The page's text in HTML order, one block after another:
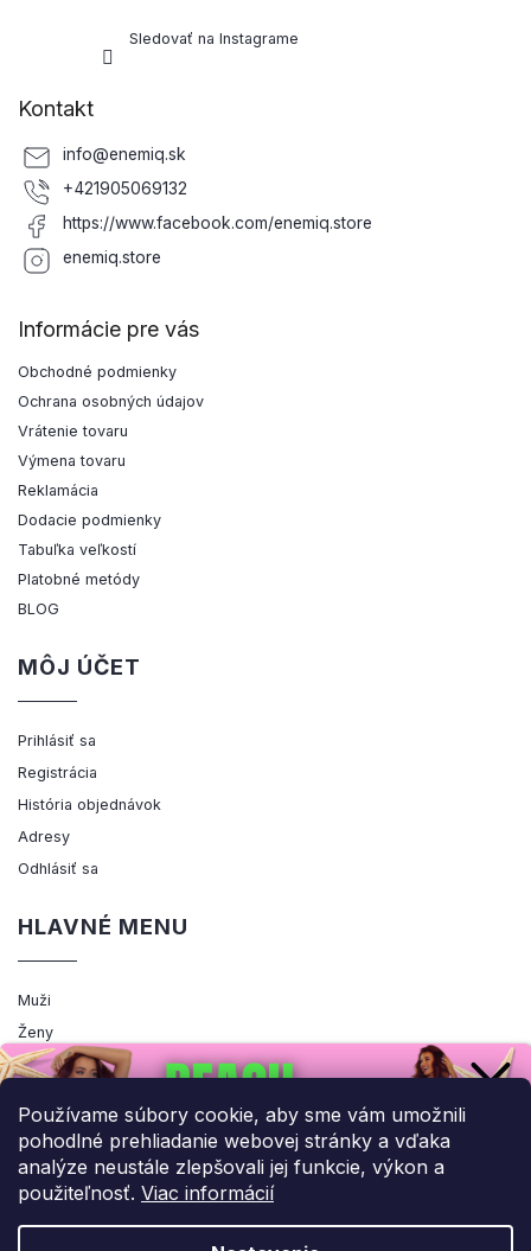
Používame súbory cookie, aby sme vám umožnili
pohodlné prehliadanie webovej stránky a vďaka
analýze neustále zlepšovali jej funkcie, výkon a
použiteľnosť. Viac informácií
Sledovať na Instagrame
Kontakt
info@enemiq.sk
+421905069132
https://www.facebook.com/enemiq.store
enemiq.store
Informácie pre vás
Obchodné podmienky
Ochrana osobných údajov
Vrátenie tovaru
Výmena tovaru
Reklamácia
Dodacie podmienky
Tabuľka veľkostí
Platobné metódy
BLOG
MÔJ ÚČET
Prihlásiť sa
Registrácia
História objednávok
Adresy
Odhlásiť sa
HLAVNÉ MENU
Muži
Ženy
Výpredaj
Copyright 2026ENEMIQ.SK. Všetky práva vyhradené.